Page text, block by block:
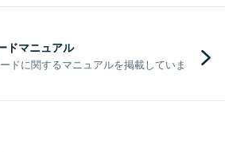
ドマニュアル
ドに関するマニュアルを掲載していま